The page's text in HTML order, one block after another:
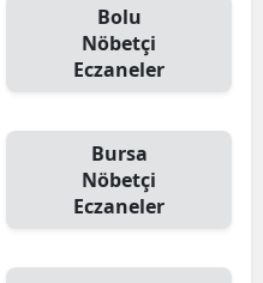
Bolu
Nöbetçi
Eczaneler
Bursa
Nöbetçi
Eczaneler